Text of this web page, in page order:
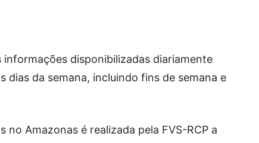
disponibilizadas diariamente
dias da semana, incluindo fins de semana e
Amazonas é realizada pela FVS-RCP a